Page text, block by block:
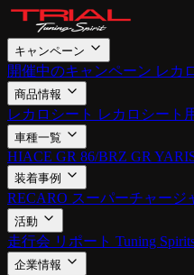
キャンペーン
開催中のキャンペーン レカ
商品情報
レカロシート レカロシート
車種一覧
HIACE GR 86/BRZ GR
装着事例
RECARO スーパーチャージ
活動
走行会 リポート Tuning
企業情報